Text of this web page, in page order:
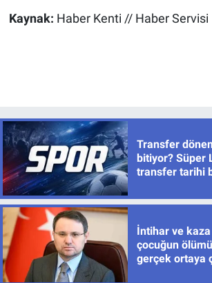
Kaynak: Haber Kenti // Haber Servisi
Transfer
bitiyor? Süper
transfer tarihi
İntihar ve
çocuğun
gerçek ortaya